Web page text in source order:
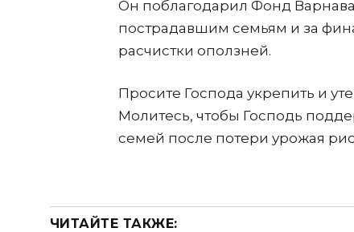
Он поблагодарил Фонд Варнава
пострадавшим семьям и за
расчистки оползней.
Просите Господа укрепить и
Молитесь, чтобы Господь
семей после потери урожая
ЧИТАЙТЕ ТАКЖЕ: